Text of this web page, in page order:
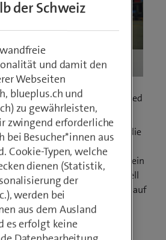
:
5.05%
Picture-
amet, consetetur sadipscing
dolore magna aliquyam erat, sed
andere als trivial ist, wissen die
Wer kennt nicht
kennt, der gebaut hat und kein
Die Meinungen sind schnell
gegenüber den Beteiligten auf
kommen weitere
der Schweiz
und damit den
Webseiten
blueplus.ch und
zu gewährleisten,
zwingend erforderliche
bei Besucher*innen aus
Cookie-Typen, welche
dienen (Statistik,
der
werden bei
aus dem Ausland
es erfolgt keine